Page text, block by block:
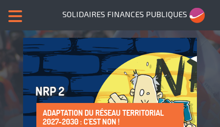
SOLIDAIRES FINANCES PUBLIQUES
NRP 2
ADAPTATION DU RÉSEAU TERRITORIAL
2027-2030 : C'EST NON !
SANS NOUS, PLUS DE SERVICES PUBLICS !
LA PROTECTION DE LA SANTÉ AU TRAVAIL
: UN DROIT À FAIRE VIVRE !
ADHÈRE À SOLIDAIRES FINANCES
PUBLIQUES